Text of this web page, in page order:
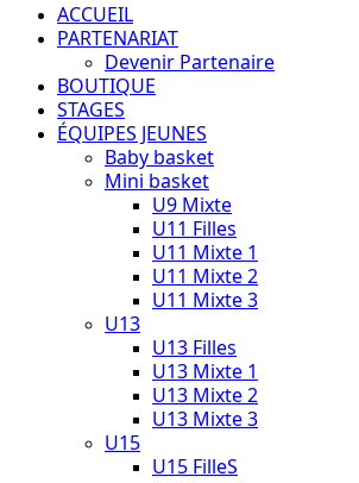
ACCUEIL
PARTENARIAT
Devenir Partenaire
BOUTIQUE
STAGES
ÉQUIPES JEUNES
Baby basket
Mini basket
U9 Mixte
U11 Filles
U11 Mixte 1
U11 Mixte 2
U11 Mixte 3
U13
U13 Filles
U13 Mixte 1
U13 Mixte 2
U13 Mixte 3
U15
U15 FilleS